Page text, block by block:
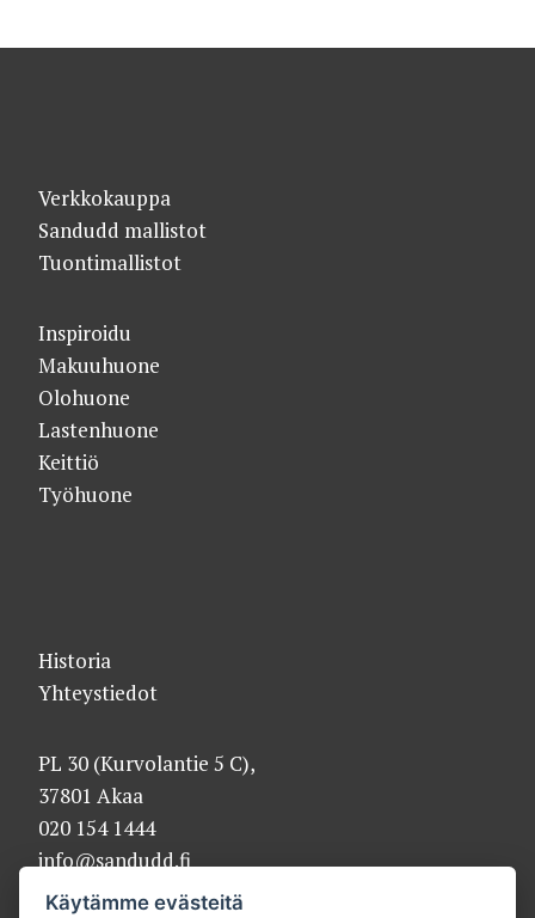
Verkkokauppa
Sandudd mallistot
Tuontimallistot
Inspiroidu
Makuuhuone
Olohuone
Lastenhuone
Keittiö
Työhuone
Historia
Yhteystiedot
PL 30 (Kurvolantie 5 C),
37801 Akaa
020 154 1444
info@sandudd.fi
Käytämme evästeitä